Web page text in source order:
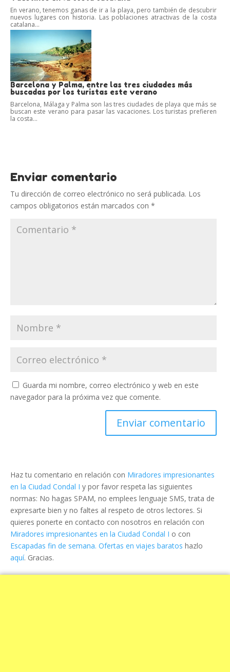
En verano, tenemos ganas de ir a la playa, pero también de descubrir
nuevos lugares con historia. Las poblaciones atractivas de la costa
catalana...
Barcelona y Palma, entre las tres ciudades más
buscadas por los turistas este verano
Barcelona, Málaga y Palma son las tres ciudades de playa que más se
buscan este verano para pasar las vacaciones. Los turistas prefieren
la costa...
Enviar comentario
Tu dirección de correo electrónico no será publicada. Los
campos obligatorios están marcados con *
Guarda mi nombre, correo electrónico y web en este
navegador para la próxima vez que comente.
Haz tu comentario en relación con Miradores impresionantes
en la Ciudad Condal I y por favor respeta las siguientes
normas: No hagas SPAM, no emplees lenguaje SMS, trata de
expresarte bien y no faltes al respeto de otros lectores. Si
quieres ponerte en contacto con nosotros en relación con
Miradores impresionantes en la Ciudad Condal I o con
Escapadas fin de semana. Ofertas en viajes baratos hazlo
aquí. Gracias.